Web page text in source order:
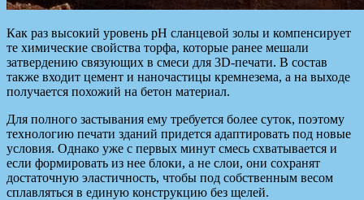
Как раз высокий уровень pH сланцевой золы и компенсирует
те химические свойства торфа, которые ранее мешали
затвердению связующих в смеси для 3D-печати. В состав
также входит цемент и наночастицы кремнезема, а на выходе
получается похожий на бетон материал.
Для полного застывания ему требуется более суток, поэтому
технологию печати зданий придется адаптировать под новые
условия. Однако уже с первых минут смесь схватывается и
если формировать из нее блоки, а не слои, они сохранят
достаточную эластичность, чтобы под собственным весом
сплавляться в единую конструкцию без щелей.